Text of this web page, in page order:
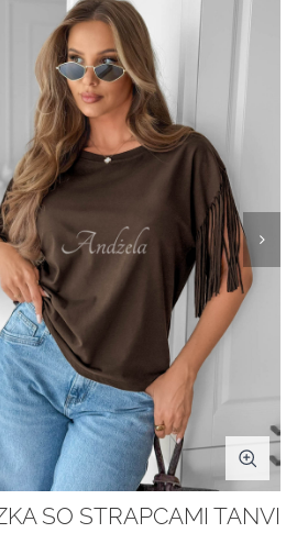
SO STRAPCAMI TANVI